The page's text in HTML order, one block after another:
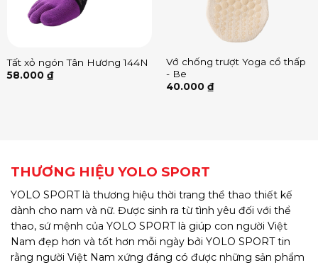
Tất xỏ ngón Tân Hương 144N
58.000 ₫
Vớ chống trượt Yoga cổ thấp
- Be
40.000 ₫
THƯƠNG HIỆU YOLO SPORT
YOLO SPORT là thương hiệu thời trang thể thao thiết kế
dành cho nam và nữ. Được sinh ra từ tình yêu đối với thể
thao, sứ mệnh của YOLO SPORT là giúp con người Việt
Nam đẹp hơn và tốt hơn mỗi ngày bởi YOLO SPORT tin
rằng người Việt Nam xứng đáng có được những sản phẩm